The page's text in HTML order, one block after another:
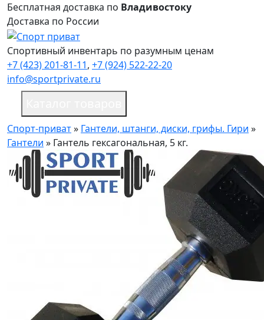
Бесплатная доставка по Владивостоку
Доставка по России
Спортивный инвентарь по разумным ценам
+7 (423) 201-81-11, +7 (924) 522-22-20
info@sportprivate.ru
Спорт-приват» Гантели, штанги, диски, грифы. Гири »
Гантели » Гантель гексагональная, 5 кг.